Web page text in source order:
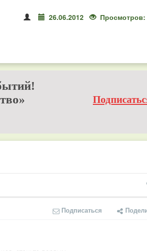
26.06.2012 Просмотров:
Подписаться